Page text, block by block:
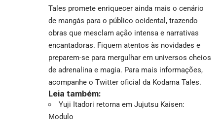
Tales promete enriquecer ainda mais o cenário
de mangás para o público ocidental, trazendo
obras que mesclam ação intensa e narrativas
encantadoras. Fiquem atentos às novidades e
preparem-se para mergulhar em universos cheios
de adrenalina e magia. Para mais informações,
acompanhe o Twitter oficial da Kodama Tales.
Leia também:
Yuji Itadori retorna em Jujutsu Kaisen:
Modulo